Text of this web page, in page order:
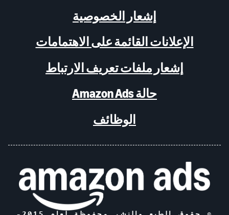
إشعار الخصوصية
الإعلانات القائمة على الاهتمامات
إشعار ملفات تعريف الارتباط
حالة Amazon Ads
الوظائف